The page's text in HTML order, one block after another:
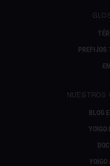
PREFIJOS
NUESTROS
BLOG
YOIGO